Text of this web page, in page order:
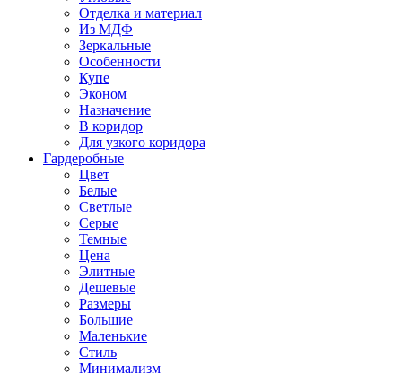
Отделка и материал
Из МДФ
Зеркальные
Особенности
Купе
Эконом
Назначение
В коридор
Для узкого коридора
Гардеробные
Цвет
Белые
Светлые
Серые
Темные
Цена
Элитные
Дешевые
Размеры
Большие
Маленькие
Стиль
Минимализм